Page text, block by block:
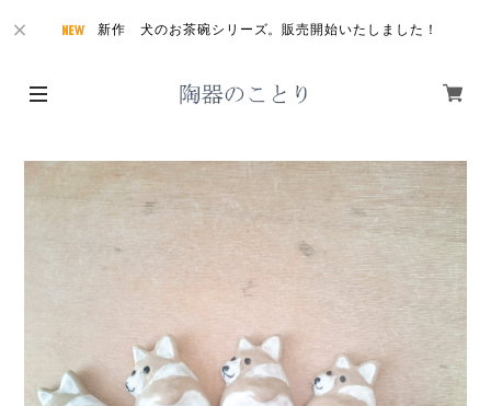
新作 犬のお茶碗シリーズ。販売開始いたしました！